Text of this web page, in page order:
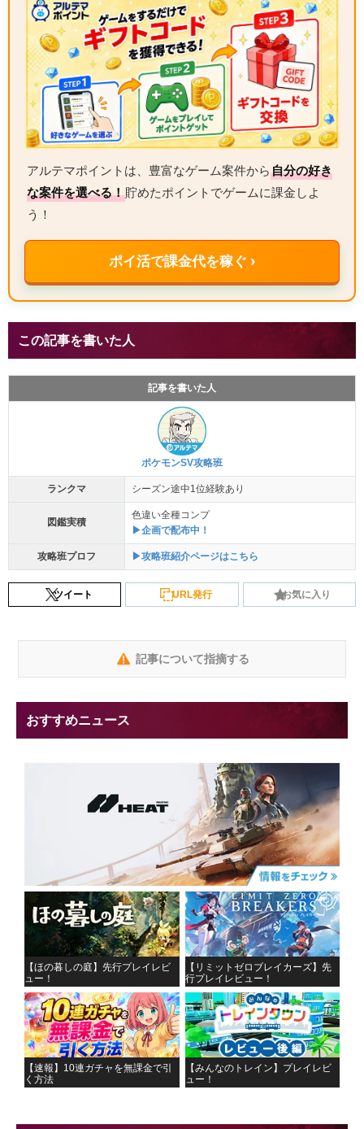
アルテマポイントは、豊富なゲーム案件から自分の好き
な案件を選べる！貯めたポイントでゲームに課金しよ
う！
ポイ活で課金代を稼ぐ ›
この記事を書いた人
記事を書いた人
ポケモンSV攻略班
ランクマ シーズン途中1位経験あり
図鑑実積
色違い全種コンプ
▶企画で配布中！
攻略班プロフ ▶攻略班紹介ページはこちら
ツイート URL発行 お気に入り
記事について指摘する
おすすめニュース
【ほの暮しの庭】先行プレイレビ
ュー！
【リミットゼロブレイカーズ】先
行プレイレビュー！
【速報】10連ガチャを無課金で引
く方法
【みんなのトレイン】プレイレビ
ュー！